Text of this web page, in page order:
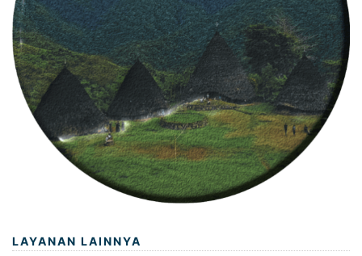
LAYANAN LAINNYA